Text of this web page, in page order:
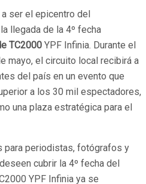
ser el epicentro del
llegada de la 4º fecha
TC2000 YPF Infinia. Durante el
mayo, el circuito local recibirá a
del país en un evento que
a los 30 mil espectadores,
una plaza estratégica para el
para periodistas, fotógrafos y
cubrir la 4º fecha del
YPF Infinia ya se